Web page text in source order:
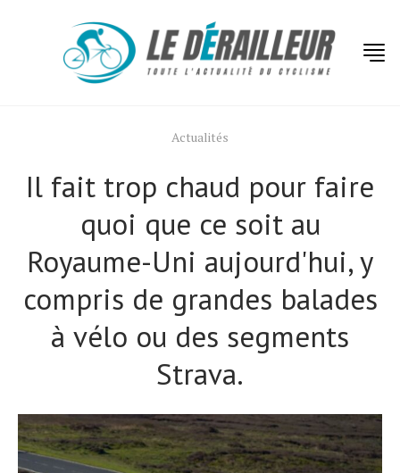
Actualités
Il fait trop chaud pour faire
quoi que ce soit au
Royaume-Uni aujourd'hui, y
compris de grandes balades
à vélo ou des segments
Strava.